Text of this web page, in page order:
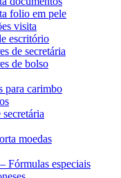
folio em pele
visita
escritório
de secretária
de bolso
para carimbo
moedas
Fórmulas especiais